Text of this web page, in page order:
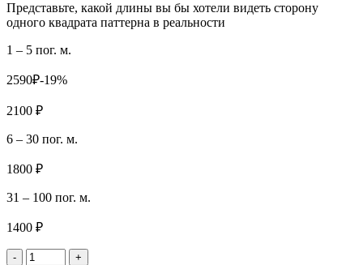
Представьте, какой длины вы бы хотели видеть сторону
одного квадрата паттерна в реальности
1 – 5 пог. м.
2590₽-19%
2100 ₽
6 – 30 пог. м.
1800 ₽
31 – 100 пог. м.
1400 ₽
- +